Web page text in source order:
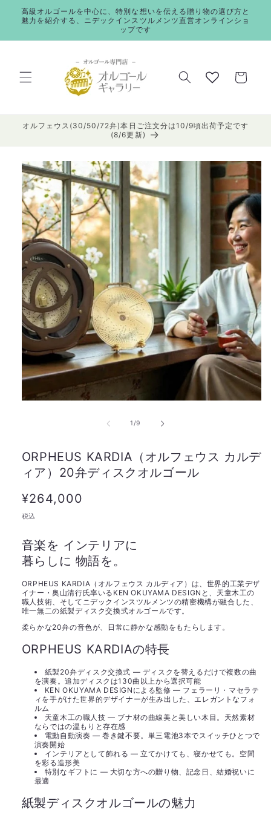
ンツに
進む
高級オルゴールを中心に、特別な想いを伝える贈り物の選び方と
魅力を紹介する、ニデックインスツルメンツ直営オンラインショ
ップです
ー
オルフェウス(30/50/72弁)本日ご注文分は10/9頃出荷予定です
(8/6更新)
商品情
報にス
キップ
1/の
9
ORPHEUS KARDIA（オルフェウス カルデ
ィア）20弁ディスクオルゴール
通
常
格
¥264,000
税込
音楽を インテリアに
暮らしに 物語を。
ORPHEUS KARDIA（オルフェウス カルディア）は、世界的工業デザ
イナー・奥山清行氏率いるKEN OKUYAMA DESIGNと、天童木工の
職人技術、そしてニデックインスツルメンツの精密機構が融合した、
唯一無二の紙製ディスク交換式オルゴールです。
柔らかな20弁の音色が、日常に静かな感動をもたらします。
ORPHEUS KARDIAの特長
紙製20弁ディスク交換式 ― ディスクを替えるだけで複数の曲
を演奏。追加ディスクは130曲以上から選択可能
KEN OKUYAMA DESIGNによる監修 ― フェラーリ・マセラテ
ィを手がけた世界的デザイナーが生み出した、エレガントなフォ
ルム
天童木工の職人技 ― ブナ材の曲線美と美しい木目。天然素材
ならではの温もりと存在感
電動自動演奏 ― 巻き鍵不要。単三電池3本でスイッチひとつで
演奏開始
インテリアとして飾れる ― 立てかけても、寝かせても。空間
を彩る造形美
特別なギフトに ― 大切な方への贈り物、記念日、結婚祝いに
最適
紙製ディスクオルゴールの魅力